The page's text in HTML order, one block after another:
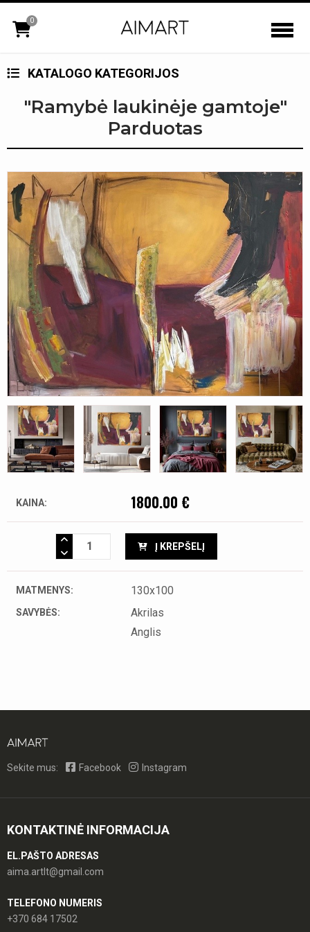
0
KATALOGO KATEGORIJOS
"Ramybė laukinėje gamtoje"
Parduotas
KAINA: 1800.00 €
Į KREPŠELĮ
MATMENYS: 130x100
SAVYBĖS:
Akrilas
Anglis
Sekite mus: Facebook Instagram
KONTAKTINĖ INFORMACIJA
EL.PAŠTO ADRESAS
aima.artlt@gmail.com
TELEFONO NUMERIS
+370 684 17502